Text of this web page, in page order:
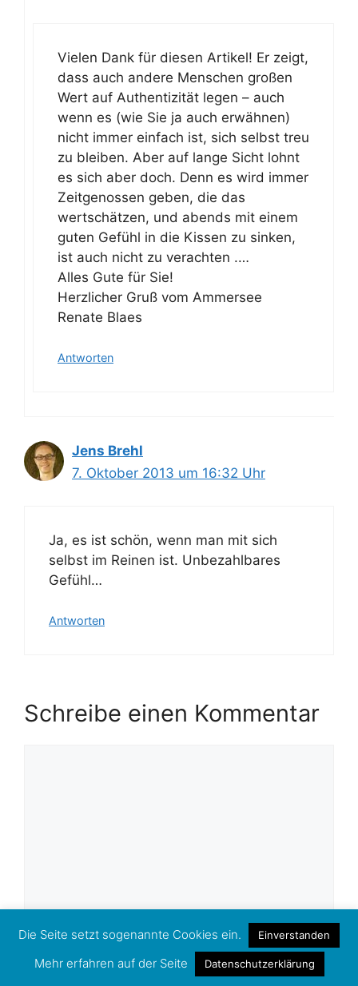
Vielen Dank für diesen Artikel! Er zeigt,
dass auch andere Menschen großen
Wert auf Authentizität legen – auch
wenn es (wie Sie ja auch erwähnen)
nicht immer einfach ist, sich selbst treu
zu bleiben. Aber auf lange Sicht lohnt
es sich aber doch. Denn es wird immer
Zeitgenossen geben, die das
wertschätzen, und abends mit einem
guten Gefühl in die Kissen zu sinken,
ist auch nicht zu verachten .…
Alles Gute für Sie!
Herzlicher Gruß vom Ammersee
Renate Blaes
Antworten
Jens Brehl
7. Oktober 2013 um 16:32 Uhr
Ja, es ist schön, wenn man mit sich
selbst im Reinen ist. Unbezahlbares
Gefühl…
Antworten
Schreibe einen Kommentar
Name
Die Seite setzt sogenannte Cookies ein. Einverstanden
Mehr erfahren auf der Seite Datenschutzerklärung